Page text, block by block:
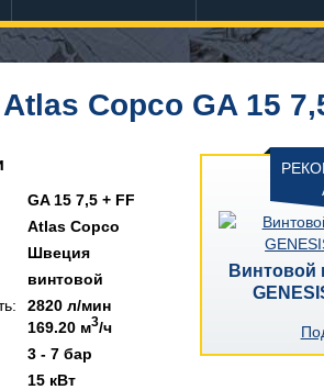
Copco GA 15
GA 15 7,5 + FF
Atlas Copco
Швеция
винтовой
2820 л/мин
169.20 м3/ч
3 - 7 бар
15 кВт
Винтовой